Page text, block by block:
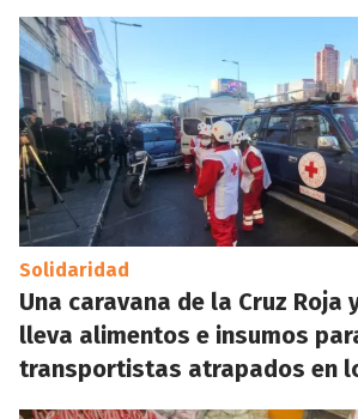
Solidaridad
Una caravana de la Cruz Roja
lleva alimentos e insumos
transportistas atrapados en